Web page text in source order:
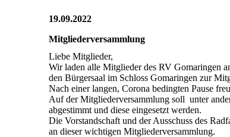
19.09.2022
Mitgliederversammlung
Liebe Mitglieder,
Wir laden alle Mitglieder des RV Gomaringen
den Bürgersaal im Schloss Gomaringen zur
Nach einer langen, Corona bedingten Pause
Auf der Mitgliederversammlung soll unter
abgestimmt und diese eingesetzt werden.
Die Vorstandschaft und der Ausschuss des
an dieser wichtigen Mitgliederversammlung.